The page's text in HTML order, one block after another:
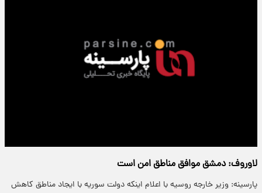
لاوروف: دمشق موافق مناطق امن است
پارسینه: وزیر خارجه روسیه با اعلام اینکه دولت سوریه با ایجاد مناطق کاهش